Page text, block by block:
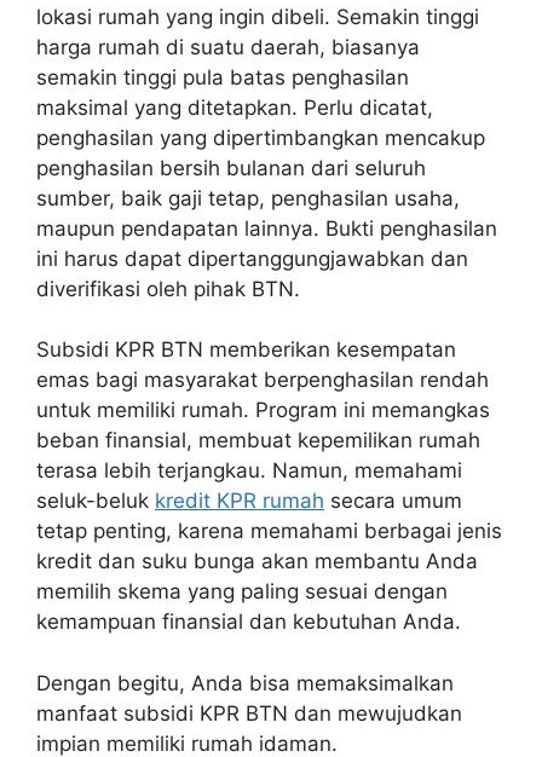
lokasi rumah yang ingin dibeli. Semakin tinggi
harga rumah di suatu daerah, biasanya
semakin tinggi pula batas penghasilan
maksimal yang ditetapkan. Perlu dicatat,
penghasilan yang dipertimbangkan mencakup
penghasilan bersih bulanan dari seluruh
sumber, baik gaji tetap, penghasilan usaha,
maupun pendapatan lainnya. Bukti penghasilan
ini harus dapat dipertanggungjawabkan dan
diverifikasi oleh pihak BTN.
Subsidi KPR BTN memberikan kesempatan
emas bagi masyarakat berpenghasilan rendah
untuk memiliki rumah. Program ini memangkas
beban finansial, membuat kepemilikan rumah
terasa lebih terjangkau. Namun, memahami
seluk-beluk kredit KPR rumah secara umum
tetap penting, karena memahami berbagai jenis
kredit dan suku bunga akan membantu Anda
memilih skema yang paling sesuai dengan
kemampuan finansial dan kebutuhan Anda.
Dengan begitu, Anda bisa memaksimalkan
manfaat subsidi KPR BTN dan mewujudkan
impian memiliki rumah idaman.